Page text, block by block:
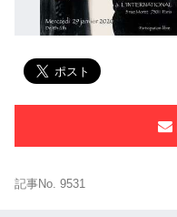
記事No. 9531